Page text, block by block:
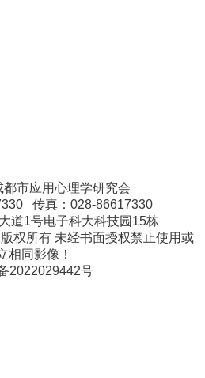
都市应用心理学研究会
传真：028-86617330
道1号电子科大科技园15栋
权所有 未经书面授权禁止使用或
相同影像！
2022029442号